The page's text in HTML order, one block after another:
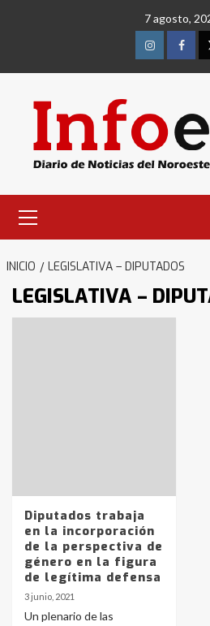
7 agosto,
Instagram
primario
INICIO LEGISLATIVA – DIPUTADOS
LEGISLATIVA –
Diputados trabaja
en la incorporación
de la perspectiva de
género en la figura
de legítima defensa
3 junio, 2021
Un plenario de las
4
5
Los precios de
La Pampa, desde